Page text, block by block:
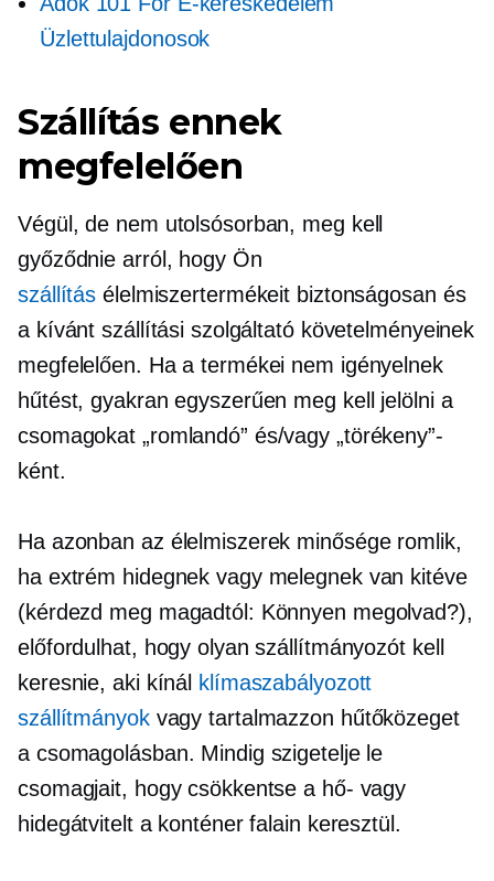
Üzlettulajdonosok
Szállítás ennek
megfelelően
Végül, de nem utolsósorban, meg kell
győződnie arról, hogy Ön
szállítás élelmiszertermékeit biztonságosan és
a kívánt szállítási szolgáltató követelményeinek
megfelelően. Ha a termékei nem igényelnek
hűtést, gyakran egyszerűen meg kell jelölni a
csomagokat „romlandó” és/vagy „törékeny”-
ként.
Ha azonban az élelmiszerek minősége romlik,
ha extrém hidegnek vagy melegnek van kitéve
(kérdezd meg magadtól: Könnyen megolvad?),
előfordulhat, hogy olyan szállítmányozót kell
keresnie, aki kínál klímaszabályozott
szállítmányokvagy tartalmazzon hűtőközeget
a csomagolásban. Mindig szigetelje le
csomagjait, hogy csökkentse a hő- vagy
hidegátvitelt a konténer falain keresztül.